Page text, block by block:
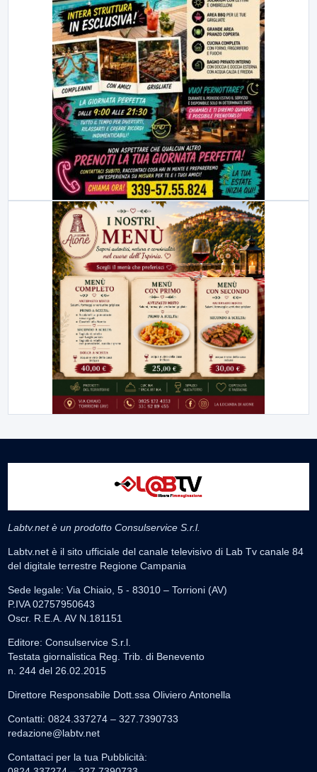
Labtv.net è un prodotto Consulservice S.r.l.
Labtv.net è il sito ufficiale del canale televisivo di Lab Tv canale 84
del digitale terrestre Regione Campania
Sede legale: Via Chiaio, 5 - 83010 – Torrioni (AV)
P.IVA 02757950643
Oscr. R.E.A. AV N.181151
Editore: Consulservice S.r.l.
Testata giornalistica Reg. Trib. di Benevento
n. 244 del 26.02.2015
Direttore Responsabile Dott.ssa Oliviero Antonella
Contatti: 0824.337274 – 327.7390733
redazione@labtv.net
Contattaci per la tua Pubblicità: